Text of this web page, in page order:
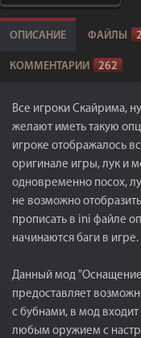
ОПИСАНИЕ ФАЙЛЫ
КОММЕНТАРИИ 262
Все игроки Скайрима,
желают иметь такую
игроке отображалось
оригинале игры, лук и
одновременно посох,
не возможно
прописать в ini файле
начинаются баги в игре.
Данный мод
предоставляет
с бубнами, в мод
любым оружием с